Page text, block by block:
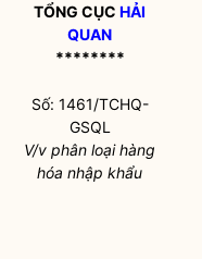
TỔNG CỤC HẢI
QUAN
********
Số: 1461/TCHQ-
GSQL
V/v phân loại hàng
hóa nhập khẩu